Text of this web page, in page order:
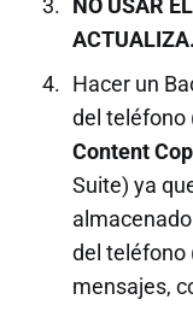
NO USAR
ACTUALIZA.
Hacer un
del teléfono
Content
Suite) ya
del teléfono
mensajes,